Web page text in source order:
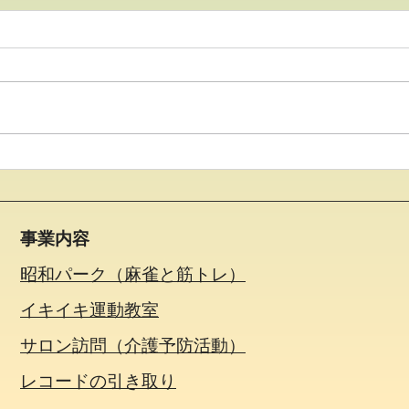
事業内容
昭和パーク（麻雀と筋トレ）
イキイキ運動教室
サロン訪問（介護予防活動）
​レコードの引き取り